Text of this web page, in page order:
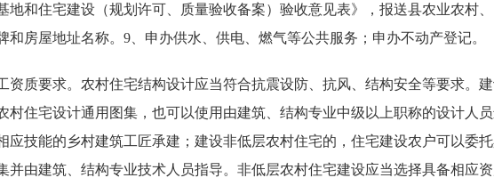
地和住宅建设（规划许可、质量验收备案）验收意见表》，报送县农业农村
房屋地址名称。9、申办供水、供电、燃气等公共服务；申办不动产登记。
要求。农村住宅结构设计应当符合抗震设防、抗风、结构安全等要求。建
村住宅设计通用图集，也可以使用由建筑、结构专业中级以上职称的设计人
应技能的乡村建筑工匠承建；建设非低层农村住宅的，住宅建设农户可以委
由建筑、结构专业技术人员指导。非低层农村住宅建设应当选择具备相应资